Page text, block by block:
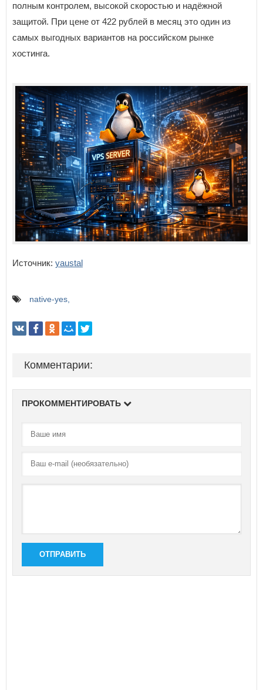
полным контролем, высокой скоростью и надёжной
защитой. При цене от 422 рублей в месяц это один из
самых выгодных вариантов на российском рынке
хостинга.
Источник: yaustal
native-yes
Комментарии:
ПРОКОММЕНТИРОВАТЬ
ОТПРАВИТЬ